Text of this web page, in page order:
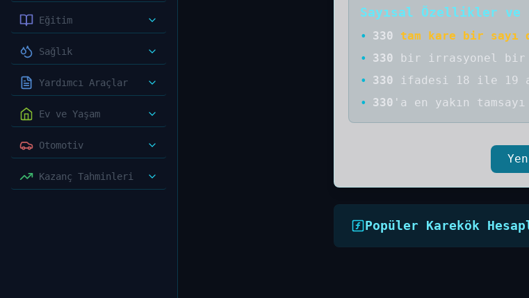
Eğitim
Sağlık
Yardımcı Araçlar
Ev ve Yaşam
Otomotiv
Kazanç Tahminleri
Sayısal Özellikler ve
• 330 tam kare bir sayı
•
330 bir irrasyonel bir
•
330
ifadesi 18 ile 19
•
330 'a en yakın tamsayı
Popüler Karekök